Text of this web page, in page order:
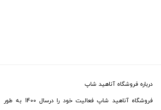
درباره فروشگاه آناهید شاپ
فروشگاه آناهید شاپ فعالیت خود را درسال 1400 به طور